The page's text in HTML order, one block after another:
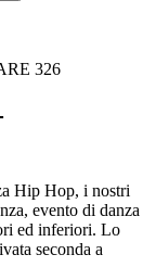
326
Hip Hop, i nostri
evento di danza
ed inferiori. Lo
seconda a